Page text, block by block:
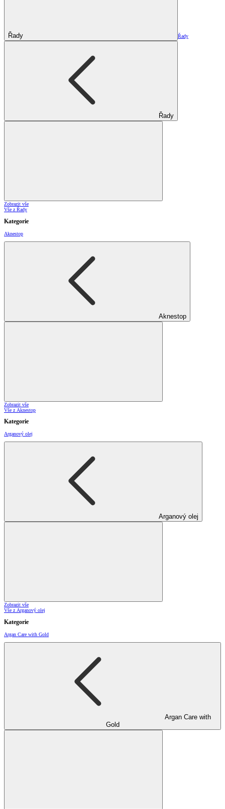
Řady Řady
Řady
Zobrazit vše
Vše z Řady
Kategorie
Aknestop
Aknestop
Zobrazit vše
Vše z Aknestop
Kategorie
Arganový olej
Arganový olej
Zobrazit vše
Vše z Arganový olej
Kategorie
Argan Care with Gold
Argan Care with
Gold